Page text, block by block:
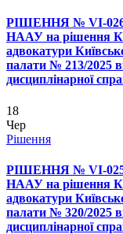
РІШЕННЯ № VІ-026/
НААУ на рішення
адвокатури
палати № 213/2025
дисциплінарної
18
Чер
Рішення
РІШЕННЯ № VІ-025/
НААУ на рішення
адвокатури
палати № 320/2025
дисциплінарної